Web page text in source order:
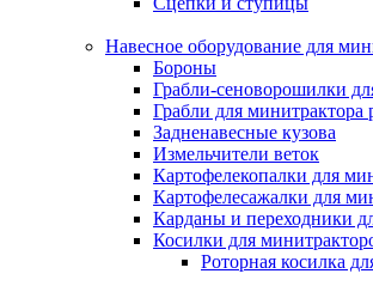
Навесное оборудование для
Бороны
Грабли-сеноворошилки
Грабли для минитрактора
Задненавесные кузова
Измельчители веток
Картофелекопалки для
Картофелесажалки для
Карданы и переходники
Косилки для
Роторная косилка